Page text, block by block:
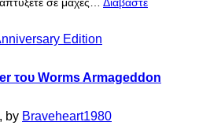
του Worms Armageddon
, by Braveheart1980